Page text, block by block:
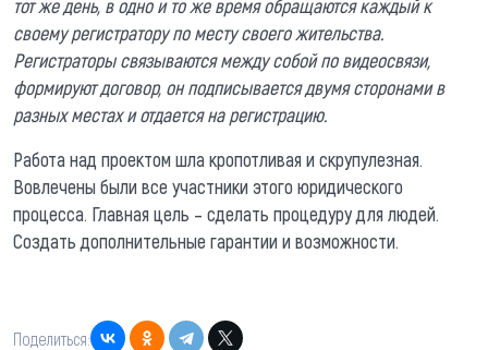
тот же день, в одно и то же время обращаются каждый к
своему регистратору по месту своего жительства.
Регистраторы связываются между собой по видеосвязи,
формируют договор, он подписывается двумя сторонами в
разных местах и отдается на регистрацию.
Работа над проектом шла кропотливая и скрупулезная.
Вовлечены были все участники этого юридического
процесса. Главная цель – сделать процедуру для людей.
Создать дополнительные гарантии и возможности.
Поделиться: